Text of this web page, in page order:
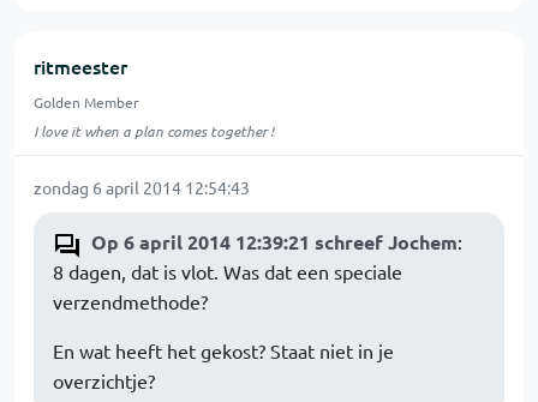
ritmeester
Golden Member
I love it when a plan comes together !
zondag 6 april 2014 12:54:43
Op 6 april 2014 12:39:21 schreef Jochem:
8 dagen, dat is vlot. Was dat een speciale
verzendmethode?
En wat heeft het gekost? Staat niet in je
overzichtje?